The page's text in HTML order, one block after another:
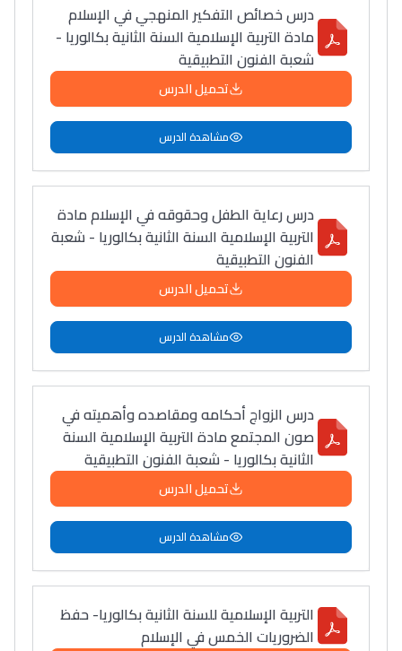
درس خصائص التفكير المنهجي في الإسلام
مادة التربية الإسلامية السنة الثانية بكالوريا -
شعبة الفنون التطبيقية
تحميل الدرس
مشاهدة الدرس
درس رعاية الطفل وحقوقه في الإسلام مادة
التربية الإسلامية السنة الثانية بكالوريا - شعبة
الفنون التطبيقية
تحميل الدرس
مشاهدة الدرس
درس الزواج أحكامه ومقاصده وأهميته في
صون المجتمع مادة التربية الإسلامية السنة
الثانية بكالوريا - شعبة الفنون التطبيقية
تحميل الدرس
مشاهدة الدرس
التربية الإسلامية للسنة الثانية بكالوريا- حفظ
الضروريات الخمس في الإسلام